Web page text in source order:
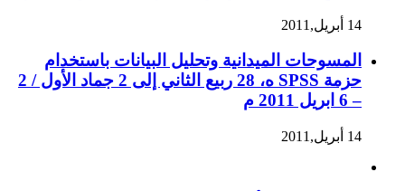
14 أبريل,2011
المسوحات الميدانية وتحليل البيانات باستخدام
حزمة SPSS ه، 28 ربيع الثاني إلى 2 جماد الأول / 2
– 6 ابريل 2011 م
14 أبريل,2011